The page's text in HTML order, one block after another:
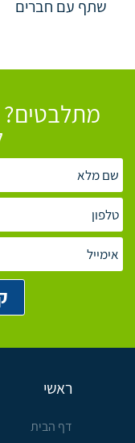
שתף עם חברים
מתלבטים?
ראשי
דף הבית